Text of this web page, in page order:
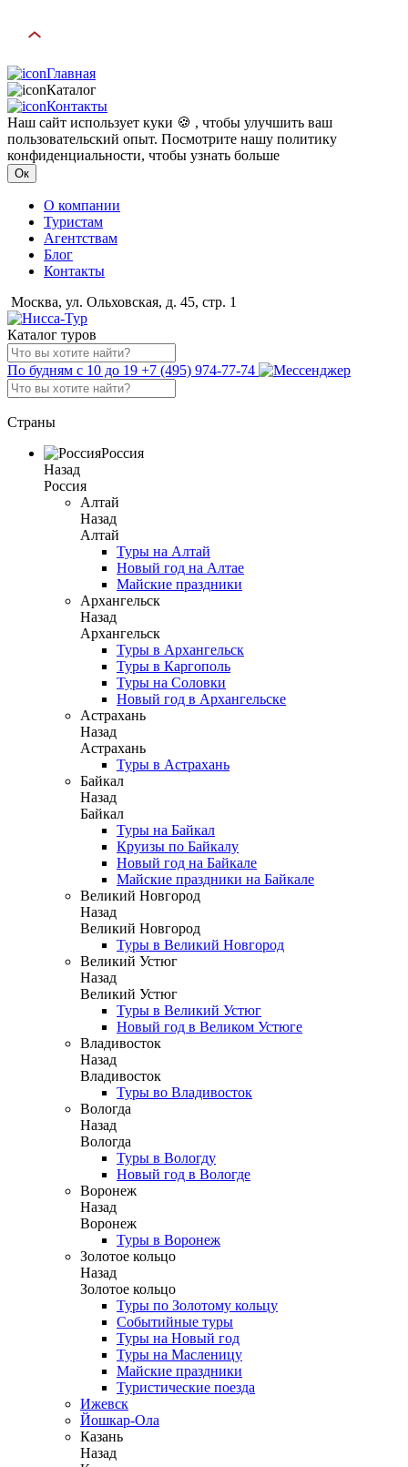
Главная
Каталог
Контакты
Наш сайт использует куки 🍪 , чтобы улучшить ваш
пользовательский опыт. Посмотрите нашу политику
конфиденциальности, чтобы узнать больше
Ок
О компании
Туристам
Агентствам
Блог
Контакты
Москва, ул. Ольховская, д. 45, стр. 1
Каталог туров
По будням с 10 до 19 +7 (495) 974-77-74
Страны
Россия
Назад
Россия
Алтай
Назад
Алтай
Туры на Алтай
Новый год на Алтае
Майские праздники
Архангельск
Назад
Архангельск
Туры в Архангельск
Туры в Каргополь
Туры на Соловки
Новый год в Архангельске
Астрахань
Назад
Астрахань
Туры в Астрахань
Байкал
Назад
Байкал
Туры на Байкал
Круизы по Байкалу
Новый год на Байкале
Майские праздники на Байкале
Великий Новгород
Назад
Великий Новгород
Туры в Великий Новгород
Великий Устюг
Назад
Великий Устюг
Туры в Великий Устюг
Новый год в Великом Устюге
Владивосток
Назад
Владивосток
Туры во Владивосток
Вологда
Назад
Вологда
Туры в Вологду
Новый год в Вологде
Воронеж
Назад
Воронеж
Туры в Воронеж
Золотое кольцо
Назад
Золотое кольцо
Туры по Золотому кольцу
Событийные туры
Туры на Новый год
Туры на Масленицу
Майские праздники
Туристические поезда
Ижевск
Йошкар-Ола
Казань
Назад